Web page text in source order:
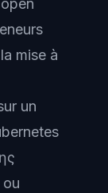
mise à
un